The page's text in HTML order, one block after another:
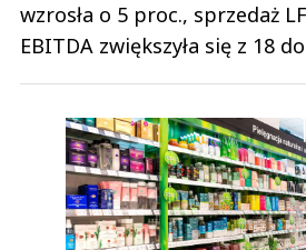
wzrosła o 5 proc., sprzedaż
EBITDA zwiększyła się z 18